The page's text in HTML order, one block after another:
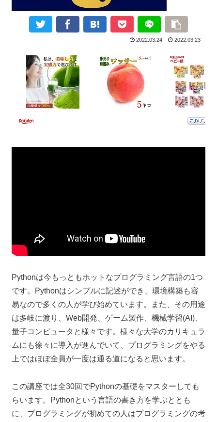
2022.03.24 2022.03.23
Pythonは今もっともホットなプログラミング言語の1つ
です。Pythonはシンプルに記述ができ、環境構築も容
易なので多くの人が学び始めています。また、その用途
は多岐に渡り、Web開発、ゲーム製作、機械学習(AI)、
量子コンピュータと様々です。様々な大学のカリキュラ
ムにも徐々に導入が進んでいて、プログラミングをやる
上ではほぼ全員が一度は通る道になると思います。
この講座では全30回でPythonの基礎をマスターしても
らいます。Pythonという言語の書き方を学ぶととも
に、プログラミングが初めての人はプログラミングの考